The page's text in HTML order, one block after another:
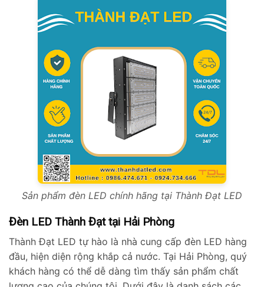
Sản phẩm đèn LED chính hãng tại Thành Đạt LED
Đèn LED Thành Đạt tại Hải Phòng
Thành Đạt LED tự hào là nhà cung cấp đèn LED hàng
đầu, hiện diện rộng khắp cả nước. Tại Hải Phòng, quý
khách hàng có thể dễ dàng tìm thấy sản phẩm chất